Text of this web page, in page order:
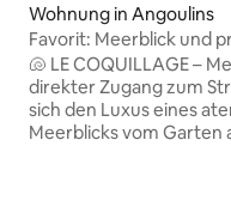
Wohnung in Angoulins
Favorit: Meerblick und
zum Strand
🐚 LE COQUILLAGE –
direkter Zugang zum
sich den Luxus eines
Meerblicks vom Garten